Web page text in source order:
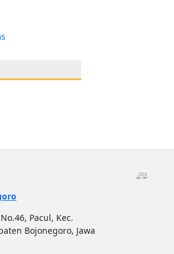
Pacul, Kec.
Bojonegoro, Jawa